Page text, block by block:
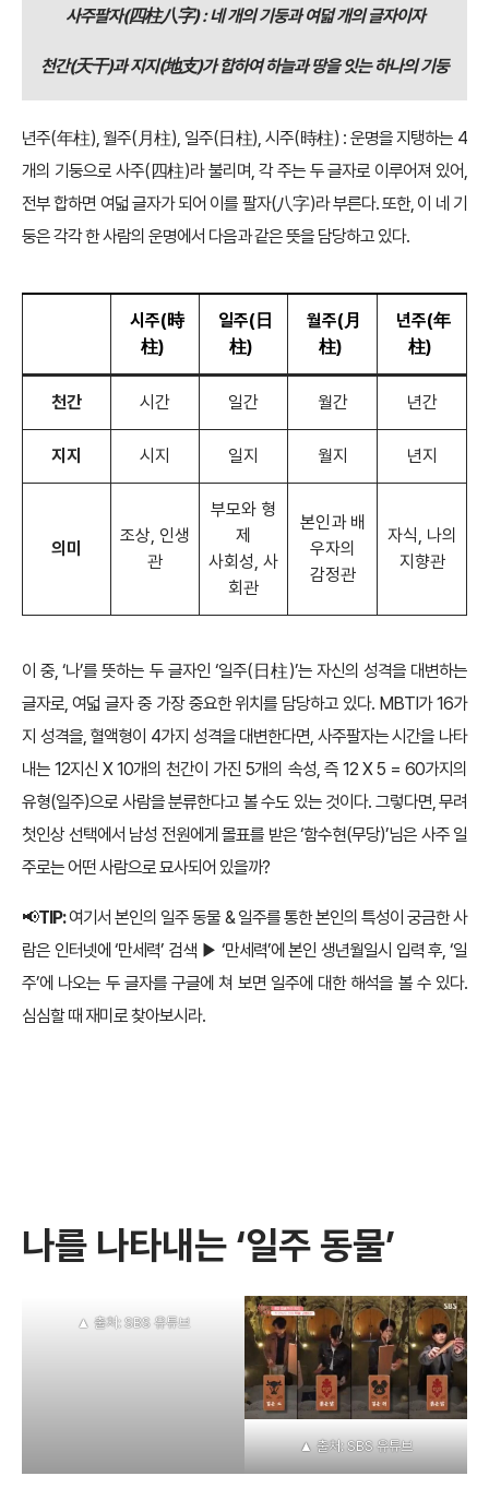
사주팔자(四柱八字) : 네 개의 기둥과 여덟 개의 글자이자
천간(天干)과 지지(地支)가 합하여 하늘과 땅을 잇는 하나의 기둥
년주(年柱), 월주(月柱), 일주(日柱), 시주(時柱) : 운명을 지탱하는 4
개의 기둥으로 사주(四柱)라 불리며, 각 주는 두 글자로 이루어져 있어,
전부 합하면 여덟 글자가 되어 이를 팔자(八字)라 부른다. 또한, 이 네 기
둥은 각각 한 사람의 운명에서 다음과 같은 뜻을 담당하고 있다.
시주(時
柱)
일주(日
柱)
월주(月
柱)
년주(年
柱)
천간 시간 일간 월간 년간
지지 시지 일지 월지 년지
의미
조상, 인생
관
부모와 형
제
사회성, 사
회관
본인과 배
우자의
감정관
자식, 나의
지향관
이 중, ‘나’를 뜻하는 두 글자인 ‘일주(日柱)’는 자신의 성격을 대변하는
글자로, 여덟 글자 중 가장 중요한 위치를 담당하고 있다. MBTI가 16가
지 성격을, 혈액형이 4가지 성격을 대변한다면, 사주팔자는 시간을 나타
내는 12지신 X 10개의 천간이 가진 5개의 속성, 즉 12 X 5 = 60가지의
유형(일주)으로 사람을 분류한다고 볼 수도 있는 것이다. 그렇다면, 무려
첫인상 선택에서 남성 전원에게 몰표를 받은 ‘함수현(무당)’님은 사주 일
주로는 어떤 사람으로 묘사되어 있을까?
📢TIP:여기서 본인의 일주 동물 & 일주를 통한 본인의 특성이 궁금한 사
람은 인터넷에 ‘만세력’ 검색 ▶ ‘만세력’에 본인 생년월일시 입력 후, ‘일
주’에 나오는 두 글자를 구글에 쳐 보면 일주에 대한 해석을 볼 수 있다.
심심할 때 재미로 찾아보시라.
나를 나타내는 ‘일주 동물’
▲ 출처: SBS 유튜브